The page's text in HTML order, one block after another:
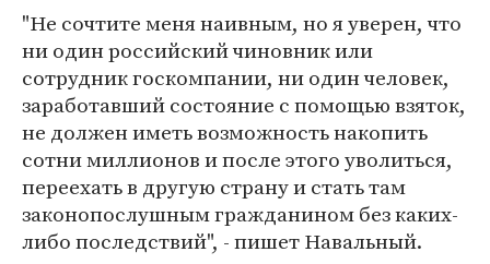
"Не сочтите меня наивным, но я уверен, что
ни один российский чиновник или
сотрудник госкомпании, ни один человек,
заработавший состояние с помощью взяток,
не должен иметь возможность накопить
сотни миллионов и после этого уволиться,
переехать в другую страну и стать там
законопослушным гражданином без каких-
либо последствий", - пишет Навальный.